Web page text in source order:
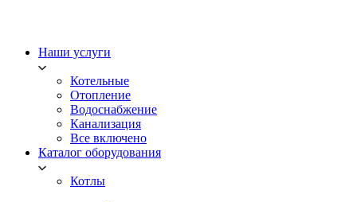
Наши услуги
Котельные
Отопление
Водоснабжение
Канализация
Все включено
Каталог оборудования
Котлы